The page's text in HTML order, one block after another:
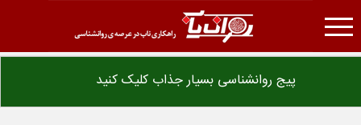
پیج روانشناسی بسیار جذاب کلیک کنید